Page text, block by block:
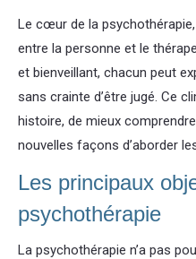
Le cœur de la
entre la personne et le
et bienveillant, chacun peut
sans crainte d’être jugé. Ce
histoire, de mieux
nouvelles façons d’aborder
Les principaux
psychothérapie
La psychothérapie n’a pas